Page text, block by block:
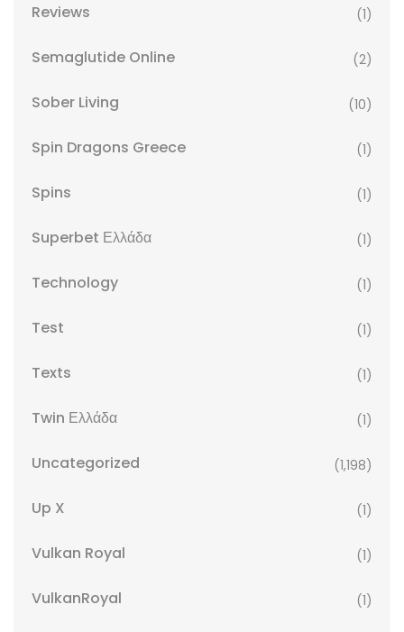
Reviews (1)
Semaglutide Online (2)
Sober Living (10)
Spin Dragons Greece (1)
Spins (1)
Superbet Ελλάδα (1)
Technology (1)
Test (1)
Texts (1)
Twin Ελλάδα (1)
Uncategorized (1,198)
Up X (1)
Vulkan Royal (1)
VulkanRoyal (1)